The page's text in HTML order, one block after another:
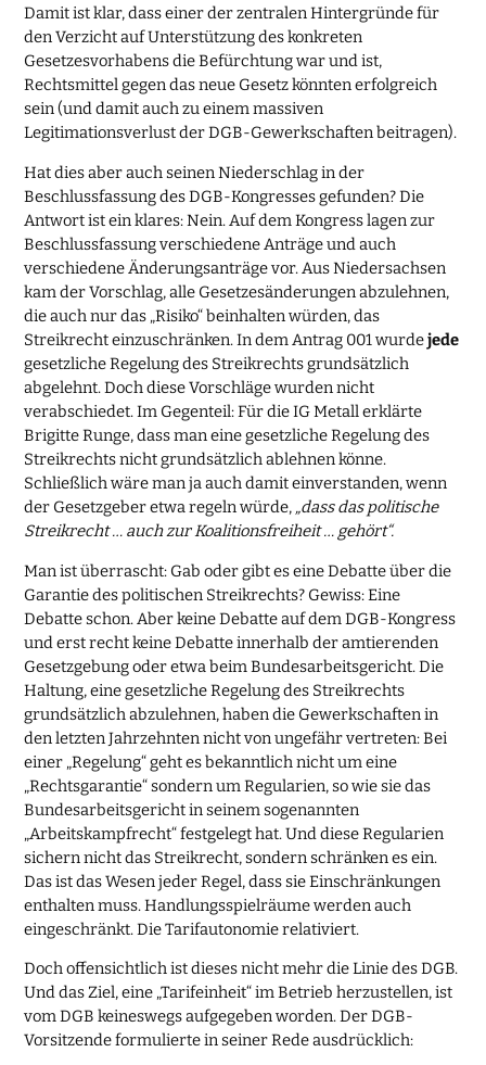
Damit ist klar, dass einer der zentralen Hintergründe für
den Verzicht auf Unterstützung des konkreten
Gesetzesvorhabens die Befürchtung war und ist,
Rechtsmittel gegen das neue Gesetz könnten erfolgreich
sein (und damit auch zu einem massiven
Legitimationsverlust der DGB-Gewerkschaften beitragen).
Hat dies aber auch seinen Niederschlag in der
Beschlussfassung des DGB-Kongresses gefunden? Die
Antwort ist ein klares: Nein. Auf dem Kongress lagen zur
Beschlussfassung verschiedene Anträge und auch
verschiedene Änderungsanträge vor. Aus Niedersachsen
kam der Vorschlag, alle Gesetzesänderungen abzulehnen,
die auch nur das „Risiko“ beinhalten würden, das
Streikrecht einzuschränken. In dem Antrag 001 wurdejede
gesetzliche Regelung des Streikrechts grundsätzlich
abgelehnt. Doch diese Vorschläge wurden nicht
verabschiedet. Im Gegenteil: Für die IG Metall erklärte
Brigitte Runge, dass man eine gesetzliche Regelung des
Streikrechts nicht grundsätzlich ablehnen könne.
Schließlich wäre man ja auch damit einverstanden, wenn
der Gesetzgeber etwa regeln würde, „dass das politische
Streikrecht … auch zur Koalitionsfreiheit … gehört“.
Man ist überrascht: Gab oder gibt es eine Debatte über die
Garantie des politischen Streikrechts? Gewiss: Eine
Debatte schon. Aber keine Debatte auf dem DGB-Kongress
und erst recht keine Debatte innerhalb der amtierenden
Gesetzgebung oder etwa beim Bundesarbeitsgericht. Die
Haltung, eine gesetzliche Regelung des Streikrechts
grundsätzlich abzulehnen, haben die Gewerkschaften in
den letzten Jahrzehnten nicht von ungefähr vertreten: Bei
einer „Regelung“ geht es bekanntlich nicht um eine
„Rechtsgarantie“ sondern um Regularien, so wie sie das
Bundesarbeitsgericht in seinem sogenannten
„Arbeitskampfrecht“ festgelegt hat. Und diese Regularien
sichern nicht das Streikrecht, sondern schränken es ein.
Das ist das Wesen jeder Regel, dass sie Einschränkungen
enthalten muss. Handlungsspielräume werden auch
eingeschränkt. Die Tarifautonomie relativiert.
Doch offensichtlich ist dieses nicht mehr die Linie des DGB.
Und das Ziel, eine „Tarifeinheit“ im Betrieb herzustellen, ist
vom DGB keineswegs aufgegeben worden. Der DGB-
Vorsitzende formulierte in seiner Rede ausdrücklich: